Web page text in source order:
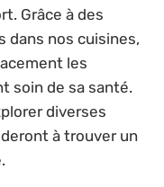
Grâce à des
dans nos cuisines,
les
soin de sa santé.
diverses
à trouver un